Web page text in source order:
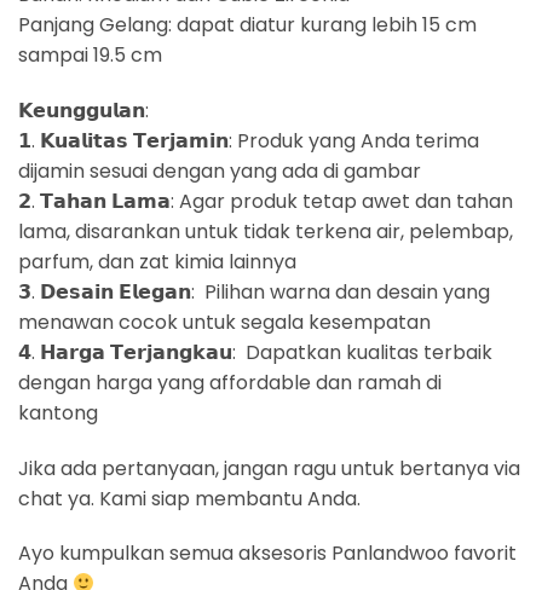
Panjang Gelang: dapat diatur kurang lebih 15 cm
sampai 19.5 cm
𝗞𝗲𝘂𝗻𝗴𝗴𝘂𝗹𝗮𝗻:
𝟭. 𝗞𝘂𝗮𝗹𝗶𝘁𝗮𝘀 𝗧𝗲𝗿𝗷𝗮𝗺𝗶𝗻: Produk yang Anda terima
dijamin sesuai dengan yang ada di gambar
𝟮. 𝗧𝗮𝗵𝗮𝗻 𝗟𝗮𝗺𝗮: Agar produk tetap awet dan tahan
lama, disarankan untuk tidak terkena air, pelembap,
parfum, dan zat kimia lainnya
𝟯. 𝗗𝗲𝘀𝗮𝗶𝗻 𝗘𝗹𝗲𝗴𝗮𝗻: Pilihan warna dan desain yang
menawan cocok untuk segala kesempatan
𝟰. 𝗛𝗮𝗿𝗴𝗮 𝗧𝗲𝗿𝗷𝗮𝗻𝗴𝗸𝗮𝘂: Dapatkan kualitas terbaik
dengan harga yang affordable dan ramah di
kantong
Jika ada pertanyaan, jangan ragu untuk bertanya via
chat ya. Kami siap membantu Anda.
Ayo kumpulkan semua aksesoris Panlandwoo favorit
Anda